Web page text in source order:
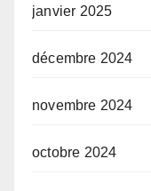
janvier 2025
décembre 2024
novembre 2024
octobre 2024